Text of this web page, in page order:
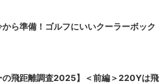
ら準備！ゴルフにいいクーラーボック
の飛距離調査2025】＜前編＞220Yは飛